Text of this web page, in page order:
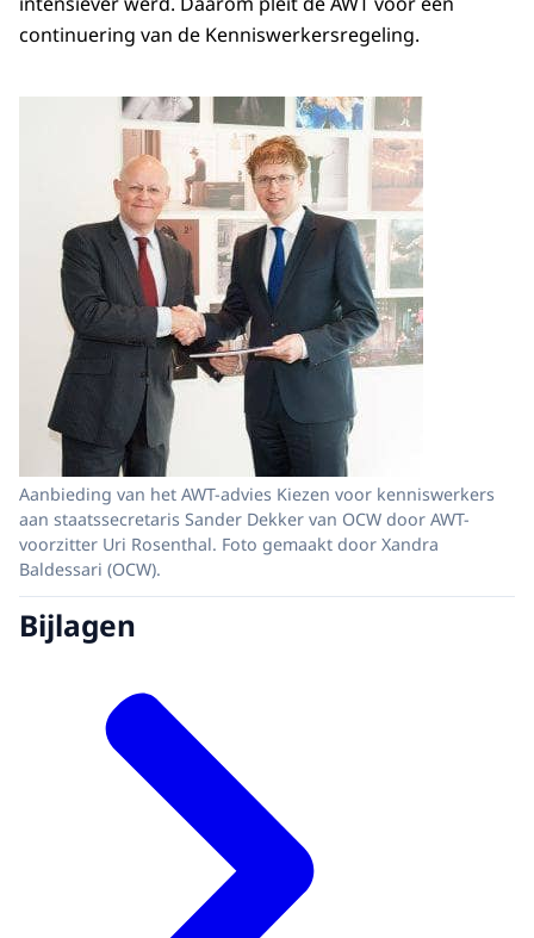
continuering van de Kenniswerkersregeling.
Aanbieding van het AWT-advies Kiezen voor kenniswerkers
aan staatssecretaris Sander Dekker van OCW door AWT-
voorzitter Uri Rosenthal. Foto gemaakt door Xandra
Baldessari (OCW).
Bijlagen